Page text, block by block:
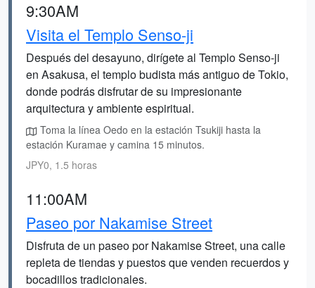
9:30AM
Visita el Templo Senso-ji
Después del desayuno, dirígete al Templo Senso-ji
en Asakusa, el templo budista más antiguo de Tokio,
donde podrás disfrutar de su impresionante
arquitectura y ambiente espiritual.
Toma la línea Oedo en la estación Tsukiji hasta la
estación Kuramae y camina 15 minutos.
JPY0, 1.5 horas
11:00AM
Paseo por Nakamise Street
Disfruta de un paseo por Nakamise Street, una calle
repleta de tiendas y puestos que venden recuerdos y
bocadillos tradicionales.